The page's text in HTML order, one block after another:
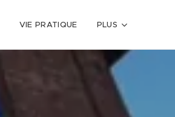
VIE PRATIQUE PLUS